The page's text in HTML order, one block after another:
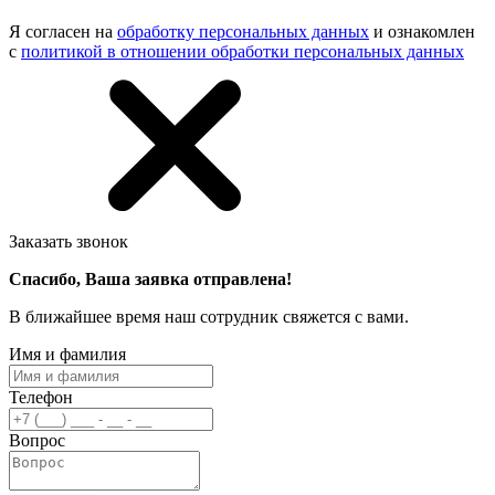
Я согласен на обработку персональных данных и ознакомлен
с политикой в отношении обработки персональных данных
Заказать звонок
Спасибо, Ваша заявка отправлена!
В ближайшее время наш сотрудник свяжется с вами.
Имя и фамилия
Телефон
Вопрос